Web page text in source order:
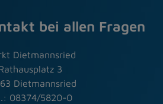
bei allen Fragen
Dietmannsried
3
Dietmannsried
08374/5820-0